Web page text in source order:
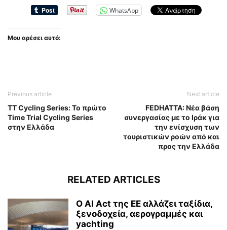
WhatsApp
Μου αρέσει αυτό:
Previous article
TT Cycling Series: Το πρώτο
Time Trial Cycling Series
στην Ελλάδα
Next article
FEDHATTA: Νέα βάση
συνεργασίας με το Ιράκ για
την ενίσχυση των
τουριστικών ροών από και
προς την Ελλάδα
RELATED ARTICLES
Ο AI Act της ΕΕ αλλάζει ταξίδια,
ξενοδοχεία, αερογραμμές και
yachting